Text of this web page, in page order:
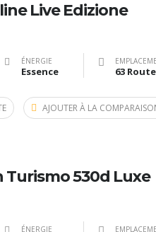
Live Edizione
ÉNERGIE
Essence
AJOUTER À LA
Turismo 530d Luxe
ÉNERGIE